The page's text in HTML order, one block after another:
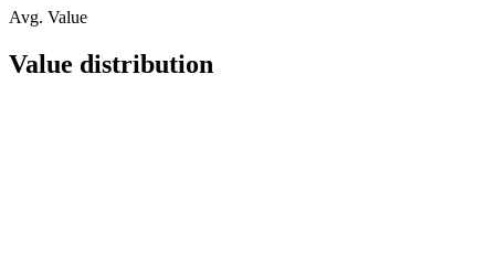
Avg. Value
Value distribution